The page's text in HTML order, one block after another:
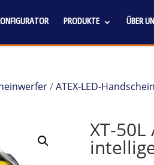
PRODUKTE ÜBER
/ATEX-LED-
XT-50L